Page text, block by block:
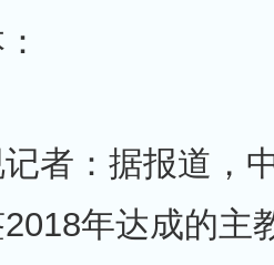
记者：据报道，
年达成的主